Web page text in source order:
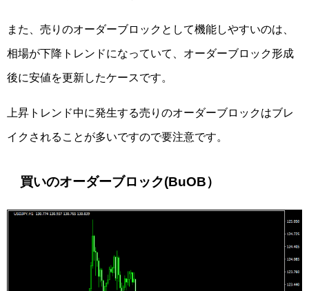
また、売りのオーダーブロックとして機能しやすいのは、
相場が下降トレンドになっていて、オーダーブロック形成
後に安値を更新したケースです。
上昇トレンド中に発生する売りのオーダーブロックはブレ
イクされることが多いですので要注意です。
買いのオーダーブロック(BuOB）